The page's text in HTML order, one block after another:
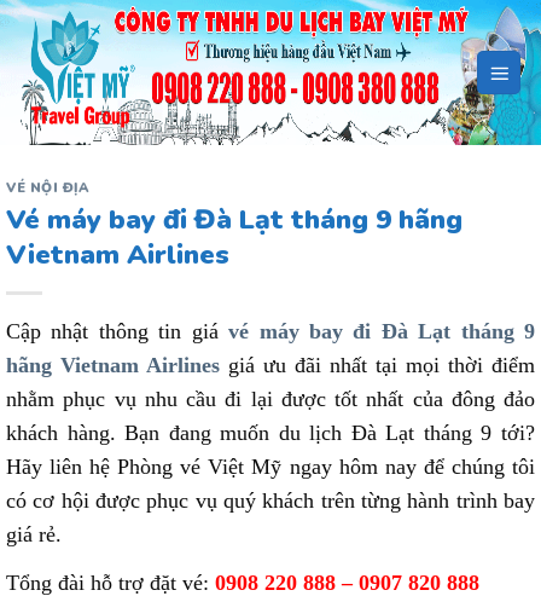
Bỏ
qua
dung
VÉ NỘI ĐỊA
Vé máy bay đi Đà Lạt tháng 9 hãng
Vietnam Airlines
Cập nhật thông tin giávé máy bay đi Đà Lạt tháng 9
hãng Vietnam Airlines giá ưu đãi nhất tại mọi thời điểm
nhằm phục vụ nhu cầu đi lại được tốt nhất của đông đảo
khách hàng. Bạn đang muốn du lịch Đà Lạt tháng 9 tới?
Hãy liên hệ Phòng vé Việt Mỹ ngay hôm nay để chúng tôi
có cơ hội được phục vụ quý khách trên từng hành trình bay
giá rẻ.
Tổng đài hỗ trợ đặt vé: 0908 220 888 – 0907 820 888